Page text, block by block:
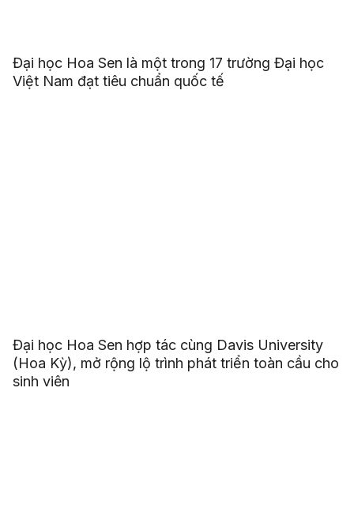
Đại học Hoa Sen là một trong 17 trường Đại học
Việt Nam đạt tiêu chuẩn quốc tế
Đại học Hoa Sen hợp tác cùng Davis University
(Hoa Kỳ), mở rộng lộ trình phát triển toàn cầu cho
sinh viên